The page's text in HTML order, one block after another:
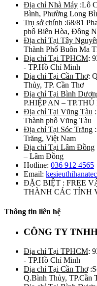
Địa chỉ Nhà Máy :Lô
Bình, Phường Long
Trụ sở chính :68/81
phố Biên Hòa, Đồng
Địa chỉ Tại Tây
Thành Phố Buôn Ma
Địa chỉ Tại TPHCM:
- TP.Hồ Chí Minh
Địa chỉ Tại Cần Thơ:
Thủy, TP. Cần Thơ
Địa chỉ Tại Bình
P.HIỆP AN –
Địa chỉ Tại Vũng Tàu
Thành phố Vũng Tàu
Địa chỉ Tại Sóc Trăng
Trăng, Việt Nam
Địa chỉ Tại Lâm Đồng
– Lâm Đồng
Hotline: 036 912 4565
Email:
ĐẶC BIỆT : FREE
THÀNH CÁC TỈNH
Thông tin liên hệ
CÔNG TY
Địa chỉ Tại TPHCM:
- TP.Hồ Chí Minh
Địa chỉ Tại Cần Thơ
Q.Bình Thủy, TP.Cần